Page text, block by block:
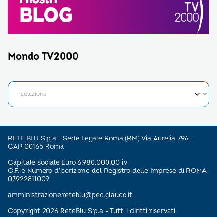
Mondo TV2000
RETE BLU S.p.a - Sede Legale Roma (RM) Via Aurelia 796 –
CAP 00165 Roma
Capitale sociale Euro 6.980.000,00 i.v
C.F. e Numero d’iscrizione del Registro delle Imprese di ROMA
03922811009
amministrazione.reteblu@pec.glauco.it
Copyright 2026 ReteBlu S.p.a - Tutti i diritti riservati.